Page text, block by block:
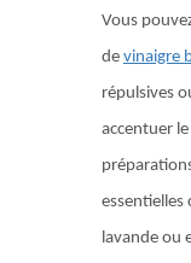
Vous
de vinaigre
répulsives
accentuer
essentielles
lavande ou